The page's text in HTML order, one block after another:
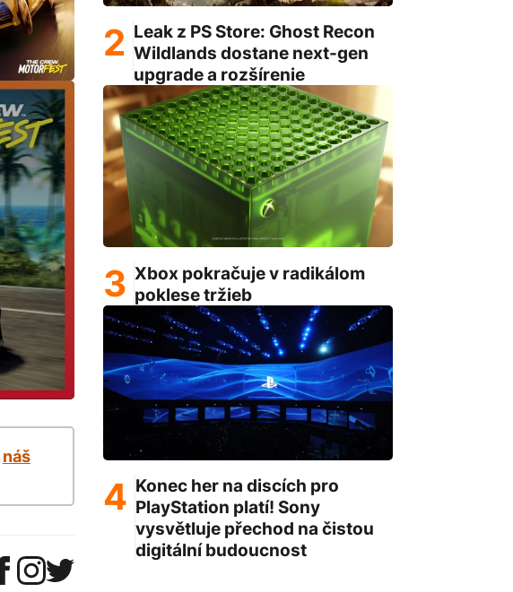
náš
Leak z PS Store: Ghost Recon
Wildlands dostane next-gen
upgrade a rozšírenie
Xbox pokračuje v radikálom
poklese tržieb
Konec her na discích pro
PlayStation platí! Sony
vysvětluje přechod na čistou
digitální budoucnost